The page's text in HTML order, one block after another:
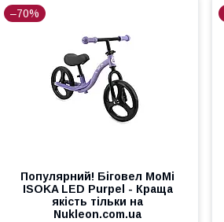
–70%
Популярний! Біговел MoMi
ISOKA LED Purpel - Краща
якість тільки на
Nukleon.com.ua